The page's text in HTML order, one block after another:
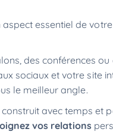
essentiel de
des conférences
sociaux et votre site
le meilleur angle.
avec temps et
vos relations